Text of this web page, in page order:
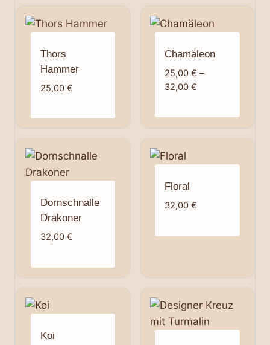
Thors
Hammer
25,00 €
Chamäleon
25,00 € –
32,00 €
Dornschnalle
Drakoner
32,00 €
Floral
32,00 €
Koi